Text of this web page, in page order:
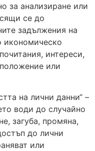
за анализиране или
се до
задължения на
икономическо
интереси,
или
на лични данни“ –
води до случайно
загуба, промяна,
до лични
или